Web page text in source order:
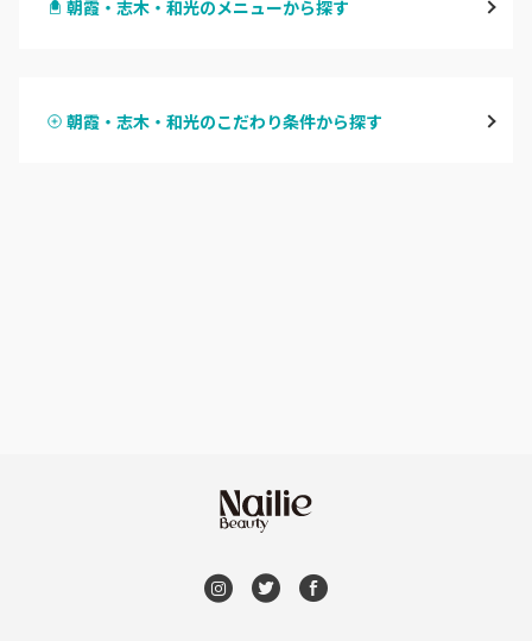
与野
ふじみ野・鶴瀬・上福岡
朝霞・志木・和光のメニューから探す
ハンドスカルプ
朝霞・志木・和光のこだわり条件から探す